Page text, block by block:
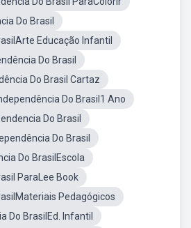
Do Brasil
Educação Infantil
Do Brasil
Do Brasil Cartaz
Do Brasil1 Ano
Do Brasil
Do Brasil
Do BrasilEscola
ParaLee Book
Pedagógicos
Do BrasilEd. Infantil